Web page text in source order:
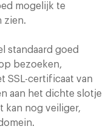
mogelijk te
zien.
standaard goed
bezoeken,
SSL-certificaat van
aan het dichte slotje
kan nog veiliger,